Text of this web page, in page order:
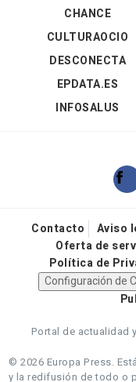
CHANCE
CULTURAOCIO
DESCONECTA
EPDATA.ES
INFOSALUS
Contacto Aviso
Oferta de
Política de
Configuración de
Portal de actualidad
© 2026 Europa Press.
y la redifusión de todo o